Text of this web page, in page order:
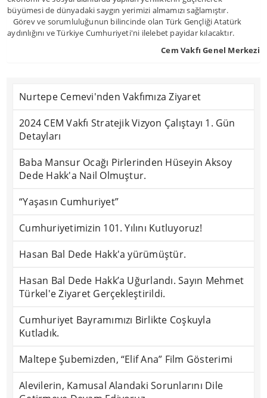
büyümesi de dünyadaki saygın yerimizi almamızı sağlamıştır.
Görev ve sorumluluğunun bilincinde olan Türk Gençliği Atatürk
aydınlığını ve Türkiye Cumhuriyeti'ni ilelebet payidar kılacaktır.
Cem Vakfı Genel Merkezi
Nurtepe Cemevi'nden Vakfımıza Ziyaret
2024 CEM Vakfı Stratejik Vizyon Çalıştayı 1. Gün
Detayları
Baba Mansur Ocağı Pirlerinden Hüseyin Aksoy
Dede Hakk'a Nail Olmuştur.
“Yaşasın Cumhuriyet”
Cumhuriyetimizin 101. Yılını Kutluyoruz!
Hasan Bal Dede Hakk'a yürümüştür.
Hasan Bal Dede Hakk’a Uğurlandı. Sayın Mehmet
Türkel'e Ziyaret Gerçekleştirildi.
Cumhuriyet Bayramımızı Birlikte Coşkuyla
Kutladık.
Maltepe Şubemizden, “Elif Ana” Film Gösterimi
Alevilerin, Kamusal Alandaki Sorunlarını Dile